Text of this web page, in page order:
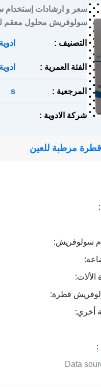
سولوفريش محلول معقم
التصنيف : ادوية
الفئة العمرية :
المرجعية : s
شركة الادوية :
سولوفريش:
قطرة:
أخري:
:
Data